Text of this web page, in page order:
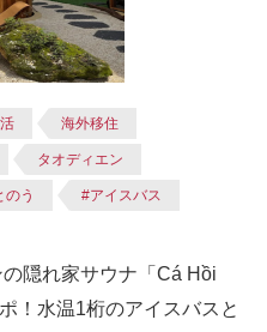
海外移住
タオディエン
のう #アイスバス
の隠れ家サウナ「Cá Hồi
！水温1桁のアイスバスと